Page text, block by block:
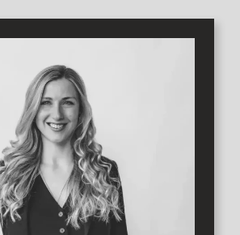
är en riktig pärla - lugnt belägen i
grönska. En perfekt
avkopplande stunder eller
varmare månader.
köket är både modernt och stilrent och
med direkt utgång till balkongen. Här
industriglasparti en naturlig och
för sovdelen, samtidigt som rummet
och luftiga känsla. Utsikten från detta
extra, en panoramavy över staden,